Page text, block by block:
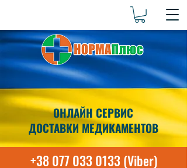
ОНЛАЙН СЕРВИС
ДОСТАВКИ МЕДИКАМЕНТОВ
+38 077 033 0133 (Viber)